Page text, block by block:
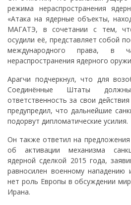
режима нераспространения
«Атака на ядерные объекты,
МАГАТЭ, в сочетании с тем,
осудили её, представляет собой
международного права, в
нераспространения ядерного
Арагчи подчеркнул, что для
Соединённые Штаты
ответственность за свои
предупредил, что дальнейшие
подорвут дипломатические усилия.
Он также ответил на предложения
об активации механизма
ядерной сделкой 2015 года,
равносилен военному нападению
нет роль Европы в обсуждении
Ирана.